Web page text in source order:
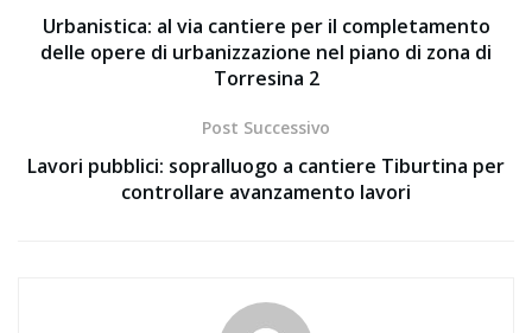
Urbanistica: al via cantiere per il completamento
delle opere di urbanizzazione nel piano di zona di
Torresina 2
Post Successivo
Lavori pubblici: sopralluogo a cantiere Tiburtina per
controllare avanzamento lavori